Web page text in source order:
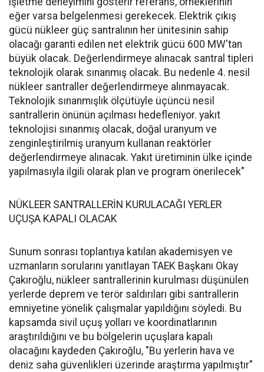
eğer varsa belgelenmesi gerekecek. Elektrik çıkış
gücü nükleer güç santralının her ünitesinin sahip
olacağı garanti edilen net elektrik gücü 600 MW'tan
büyük olacak. Değerlendirmeye alınacak santral tipleri
teknolojik olarak sınanmış olacak. Bu nedenle 4. nesil
nükleer santraller değerlendirmeye alınmayacak.
Teknolojik sınanmışlık ölçütüyle üçüncü nesil
santrallerin önünün açılması hedefleniyor. yakıt
teknolojisi sınanmış olacak, doğal uranyum ve
zenginleştirilmiş uranyum kullanan reaktörler
değerlendirmeye alınacak. Yakıt üretiminin ülke içinde
yapılmasıyla ilgili olarak plan ve program önerilecek"
NÜKLEER SANTRALLERİN KURULACAĞI YERLER
UÇUŞA KAPALI OLACAK
Sunum sonrası toplantıya katılan akademisyen ve
uzmanların sorularını yanıtlayan TAEK Başkanı Okay
Çakıroğlu, nükleer santrallerinin kurulması düşünülen
yerlerde deprem ve terör saldırıları gibi santrallerin
emniyetine yönelik çalışmalar yapıldığını söyledi. Bu
kapsamda sivil uçuş yolları ve koordinatlarının
araştırıldığını ve bu bölgelerin uçuşlara kapalı
olacağını kaydeden Çakıroğlu, "Bu yerlerin hava ve
deniz saha güvenlikleri üzerinde araştırma yapılmıştır"